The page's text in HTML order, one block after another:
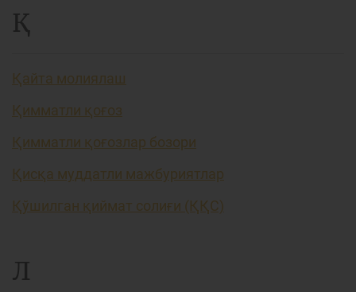
Қ
Қайта молиялаш
Қимматли қоғоз
Қимматли қоғозлар бозори
Қисқа муддатли мажбуриятлар
Қўшилган қиймат солиғи (ҚҚС)
Л